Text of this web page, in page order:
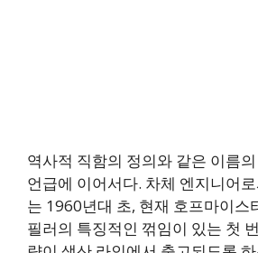
역사적 직함의 정의와 같은 이름
언급에 이어서다. 차체 엔지니어
는 1960년대 초, 현재 호프마이스
필러의 특징적인 꺾임이 있는 첫